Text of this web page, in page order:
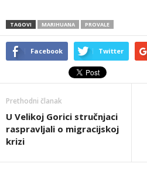
TAGOVI MARIHUANA PROVALE
Facebook Twitter
Prethodni članak
U Velikoj Gorici stručnjaci
raspravljali o migracijskoj
krizi